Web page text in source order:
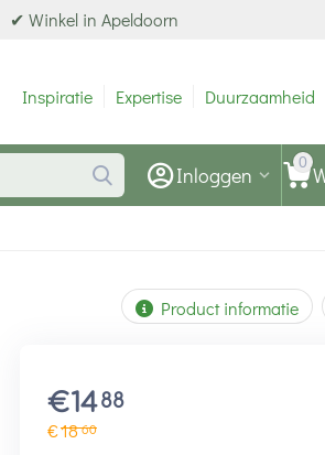
✔ Winkel in Apeldoorn
Inspiratie Expertise Duurzaamheid
0
Inloggen
Product informatie
€1488
€1860